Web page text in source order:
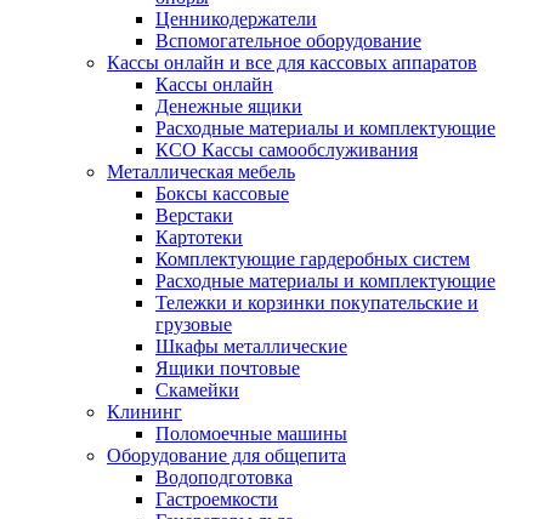
Ценникодержатели
Вспомогательное оборудование
Кассы онлайн и все для кассовых аппаратов
Кассы онлайн
Денежные ящики
Расходные материалы и комплектующие
КСО Кассы самообслуживания
Металлическая мебель
Боксы кассовые
Верстаки
Картотеки
Комплектующие гардеробных систем
Расходные материалы и комплектующие
Тележки и корзинки покупательские и
грузовые
Шкафы металлические
Ящики почтовые
Скамейки
Клининг
Поломоечные машины
Оборудование для общепита
Водоподготовка
Гастроемкости